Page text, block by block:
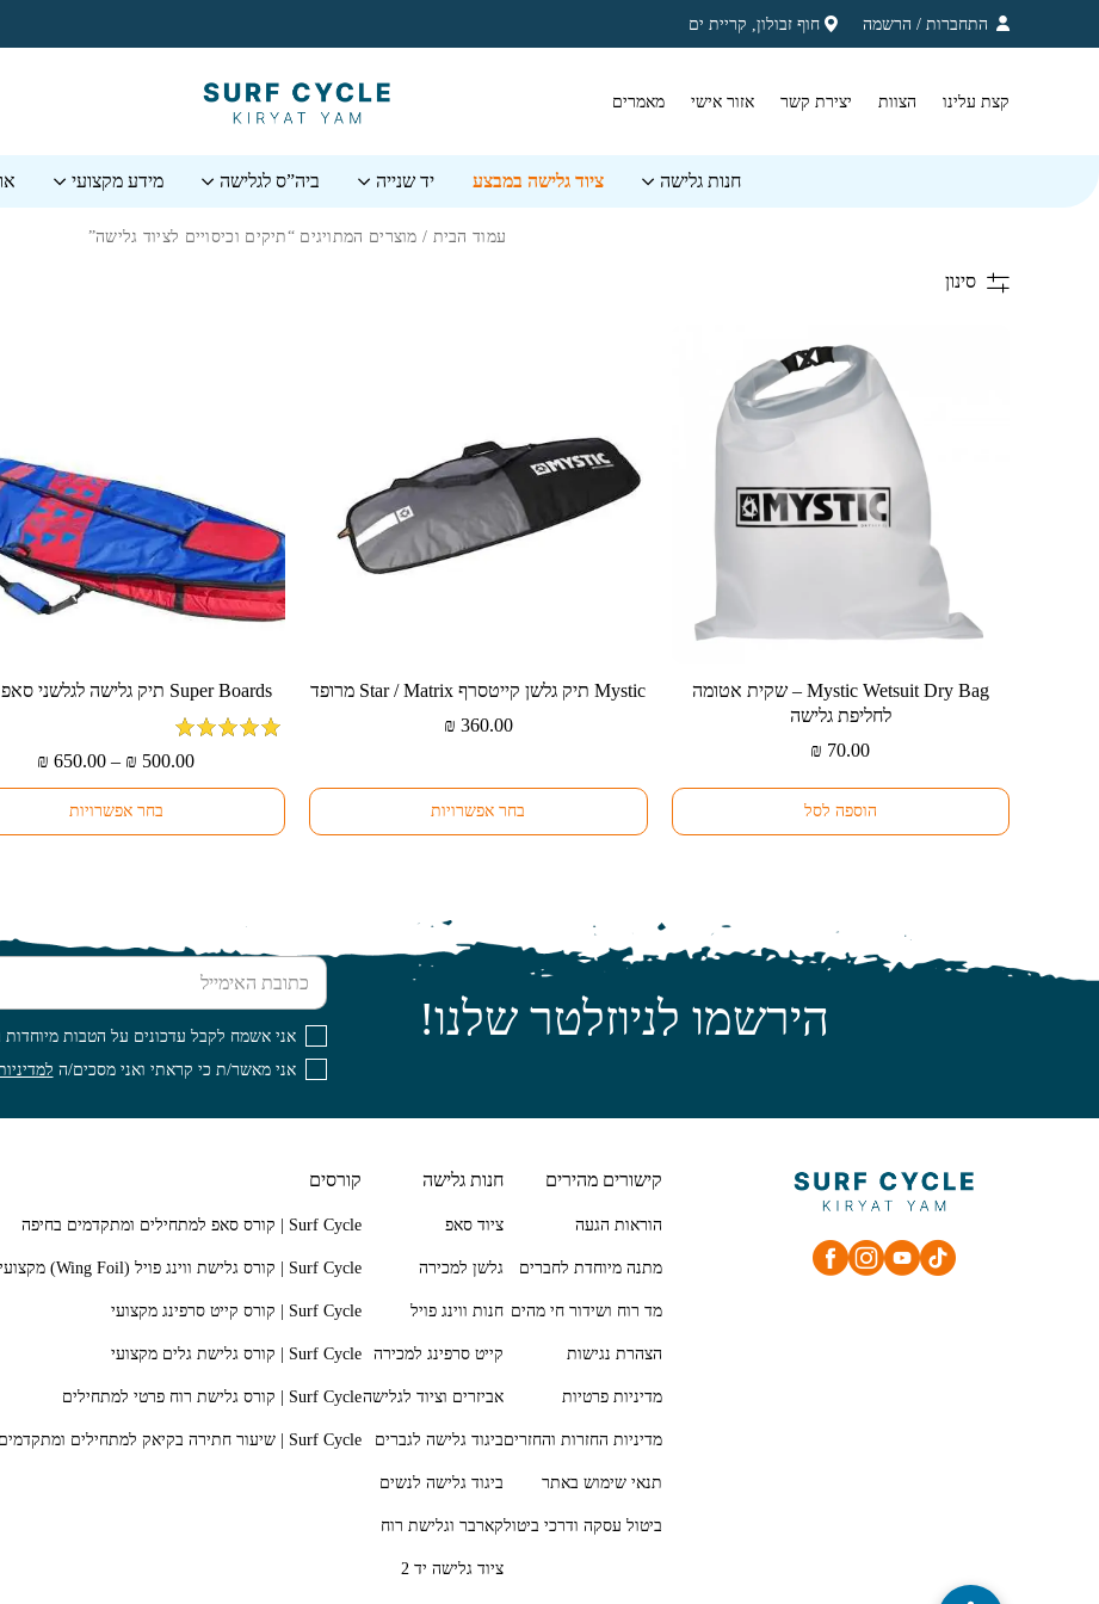
Skip to Content
התחברות / הרשמה חוף זבולון, קריית ים
קצת עלינו הצוות יצירת קשר אזור אישי מאמרים
חנות גלישה ציוד גלישה במבצע יד שנייה ביה”ס לגלישה מידע מקצועי
עמוד הבית / מוצרים המתויגים “תיקים וכיסויים לציוד גלישה”
סינון
⁦Mystic Wetsuit Dry Bag⁩ – שקית אטומה
לחליפת גלישה
₪ 70.00
הוספה לסל
₪ 360.00
בחר אפשרויות
למוצר
סוגים.
לבחור
מתוך
₪ 500.00
–
₪ 650.00
טווח
בחר אפשרויות
למוצר
יש
סוגים.
לבחור
הירשמו לניוזלטר שלנו!
כתובת האימייל
אני אשמח לקבל עדכונים על הטבות מיוחדות
אני מאשר/ת כי קראתי ואני מסכים/ה
קישורים מהירים
הוראות הגעה
מתנה מיוחדת לחברים
מד רוח ושידור חי מהים
הצהרת נגישות
מדיניות פרטיות
מדיניות החזרות והחזרים
תנאי שימוש באתר
ביטול עסקה ודרכי ביטול
חנות גלישה
ציוד סאפ
גלשן למכירה
חנות ווינג פויל
קייט סרפינג למכירה
אביזרים וציוד לגלישה
ביגוד גלישה לגברים
ביגוד גלישה לנשים
קארבר וגלישת רוח
ציוד גלישה יד 2
קורסים